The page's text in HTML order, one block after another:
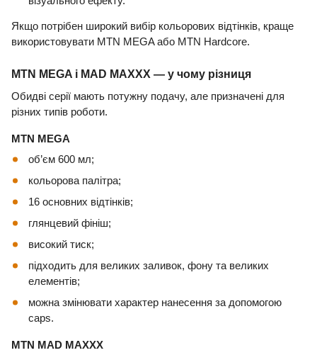
Якщо потрібен широкий вибір кольорових відтінків, краще
використовувати MTN MEGA або MTN Hardcore.
MTN MEGA і MAD MAXXX — у чому різниця
Обидві серії мають потужну подачу, але призначені для
різних типів роботи.
MTN MEGA
об’єм 600 мл;
кольорова палітра;
16 основних відтінків;
глянцевий фініш;
високий тиск;
підходить для великих заливок, фону та великих
елементів;
можна змінювати характер нанесення за допомогою
caps.
MTN MAD MAXXX